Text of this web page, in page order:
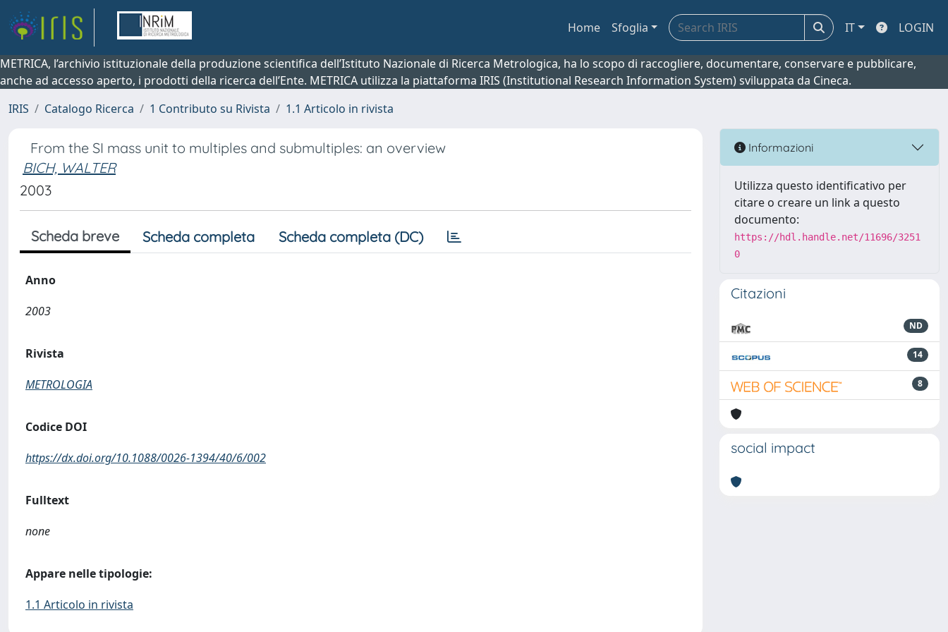
Home Sfoglia IT LOGIN
METRICA, l’archivio istituzionale della produzione scientifica dell’Istituto Nazionale di Ricerca Metrologica, ha lo scopo di raccogliere, documentare, conservare e pubblicare,
anche ad accesso aperto, i prodotti della ricerca dell’Ente. METRICA utilizza la piattaforma IRIS (Institutional Research Information System) sviluppata da Cineca.
IRIS
Catalogo Ricerca 1 Contributo su Rivista 1.1 Articolo in rivista
From the SI mass unit to multiples and submultiples: an overview
BICH, WALTER
2003
Scheda breve Scheda completa Scheda completa (DC)
Anno
2003
Rivista
METROLOGIA
Codice DOI
https://dx.doi.org/10.1088/0026-1394/40/6/002
Fulltext
none
Appare nelle tipologie:
1.1 Articolo in rivista
Informazioni
Utilizza questo identificativo per
citare o creare un link a questo
documento:
https://hdl.handle.net/11696/3251
0
Citazioni
ND
14
8
social impact